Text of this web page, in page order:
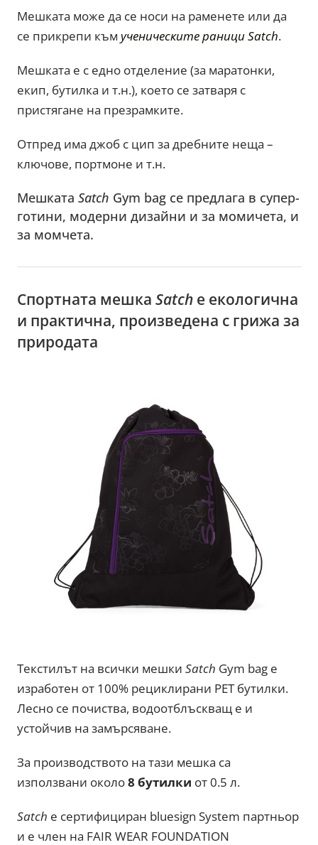
Мешката може да се носи на раменете или да
се прикрепи къмученическите раници Satch.
Мешката е с едно отделение (за маратонки,
екип, бутилка и т.н.), което се затваря с
пристягане на презрамките.
Отпред има джоб с цип за дребните неща –
ключове, портмоне и т.н.
МешкатаSatch Gym bag се предлага в супер-
готини, модерни дизайни и за момичета, и
за момчета.
Спортната мешкаSatch е екологична
и практична, произведена с грижа за
природата
Текстилът на всички мешкиSatch Gym bag е
изработен от 100% рециклирани PET бутилки.
Лесно се почиства, водоотблъскващ e и
устойчив на замърсяване.
За производството на тази мешка са
използвани около8 бутилки от 0.5 л.
Satch е сертифициран bluesign System партньор
и е член на FAIR WEAR FOUNDATION